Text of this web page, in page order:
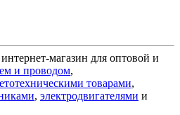
магазин для оптовой и
и проводом,
товарами,
, электродвигателями и